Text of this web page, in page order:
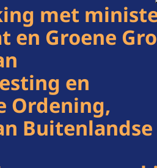
met
en Groene
en
Ordening,
Buitenlandse